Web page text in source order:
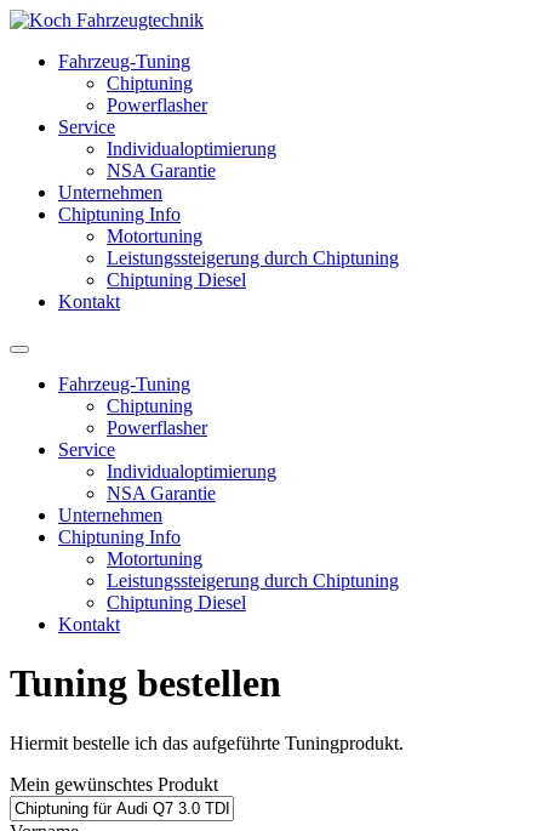
Fahrzeug-Tuning
Chiptuning
Powerflasher
Service
Individualoptimierung
NSA Garantie
Unternehmen
Chiptuning Info
Motortuning
Leistungssteigerung durch Chiptuning
Chiptuning Diesel
Kontakt
Fahrzeug-Tuning
Chiptuning
Powerflasher
Service
Individualoptimierung
NSA Garantie
Unternehmen
Chiptuning Info
Motortuning
Leistungssteigerung durch Chiptuning
Chiptuning Diesel
Kontakt
Tuning bestellen
Hiermit bestelle ich das aufgeführte Tuningprodukt.
Mein gewünschtes Produkt